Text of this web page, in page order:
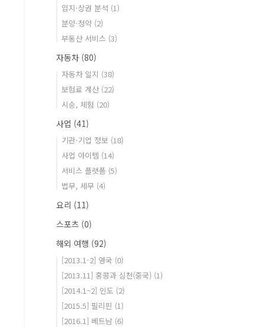
입지·상권 분석 (1)
분양·청약 (2)
부동산 서비스 (3)
자동차 (80)
자동차 일지 (38)
보험료 계산 (22)
시승, 체험 (20)
사업 (41)
기관·기업 정보 (18)
사업 아이템 (14)
서비스 플랫폼 (5)
법무, 세무 (4)
요리 (11)
스포츠 (0)
해외 여행 (92)
[2013.1-2] 영국 (0)
[2013.11] 홍콩과 심천(중국) (1)
[2014.1~2] 인도 (2)
[2015.5] 필리핀 (1)
[2016.1] 베트남 (6)